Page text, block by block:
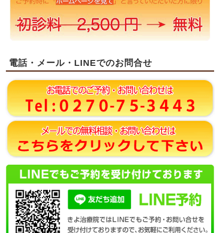
電話・メール・LINEでのお問合せ